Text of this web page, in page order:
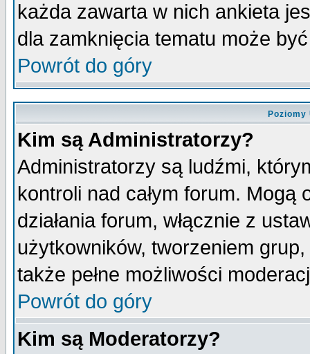
każda zawarta w nich ankieta
dla zamknięcia tematu może
Powrót do góry
Kim są Administratorzy?
Administratorzy są ludźmi,
kontroli nad całym forum.
działania forum, włącznie z
użytkowników, tworzeniem
także pełne możliwości
Powrót do góry
Kim są Moderatorzy?